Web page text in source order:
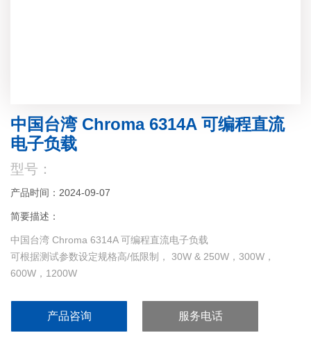
中国台湾 Chroma 6314A 可编程直流
电子负载
型号：
产品时间：2024-09-07
简要描述：
中国台湾 Chroma 6314A 可编程直流电子负载
可根据测试参数设定规格高/低限制， 30W & 250W，300W，
600W，1200W
高速负载电流变化率,负载上升/下降变化率 0.32mA/μs ~ 10A/μs
产品咨询 服务电话